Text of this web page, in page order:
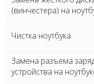
(винчестера) на
Чистка ноутбука
Замена разъема
устройства на